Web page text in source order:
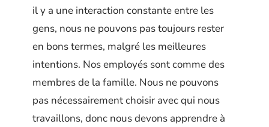
il y a une interaction constante entre les
gens, nous ne pouvons pas toujours rester
en bons termes, malgré les meilleures
intentions. Nos employés sont comme des
membres de la famille. Nous ne pouvons
pas nécessairement choisir avec qui nous
travaillons, donc nous devons apprendre à